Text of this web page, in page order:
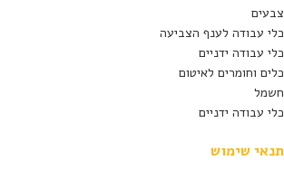
צבעים
כלי עבודה לענף הצביעה
כלי עבודה ידניים
כלים וחומרים לאיטום
חשמל
כלי עבודה ידניים
תנאי שימוש